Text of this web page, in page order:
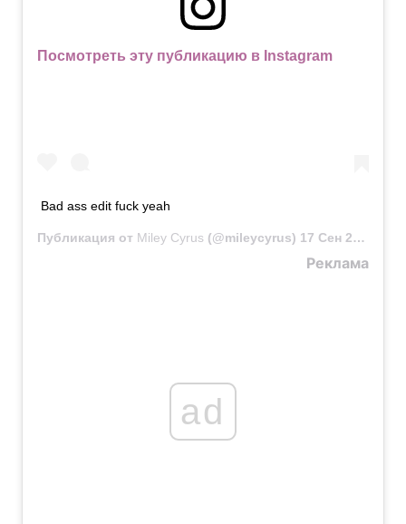
Посмотреть эту публикацию в Instagram
Bad ass edit fuck yeah
Публикация от Miley Cyrus (@mileycyrus) 17 Сен 2020 в 12:47 PDT
Реклама
ad